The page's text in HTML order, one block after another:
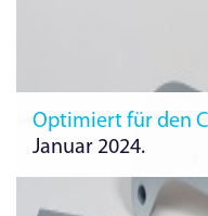
Optimiert für den
Januar 2024.